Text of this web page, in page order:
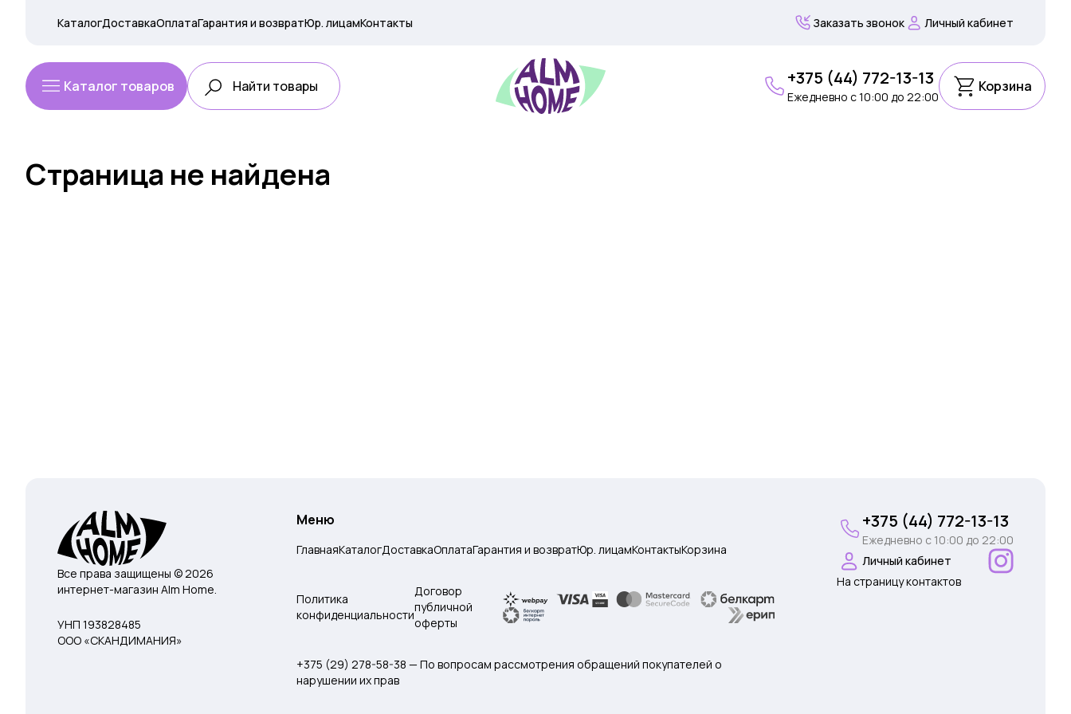
КаталогДоставкаОплатаГарантия и возвратЮр. лицамКонтакты Заказать звонок Личный кабинет
Каталог товаров +375 (44) 772-13-13
Ежедневно c 10:00 до 22:00
Корзина
Страница не найдена
Все права защищены © 2026
интернет-магазин Alm Home.
УНП 193828485
ООО «СКАНДИМАНИЯ»
Меню
ГлавнаяКаталогДоставкаОплатаГарантия и возвратЮр. лицамКонтактыКорзина
Политика
конфиденциальности
Договор
публичной
оферты
+375 (29) 278-58-38 — По вопросам рассмотрения обращений покупателей о
нарушении их прав
+375 (44) 772-13-13
Ежедневно c 10:00 до 22:00
Личный кабинет
На страницу контактов